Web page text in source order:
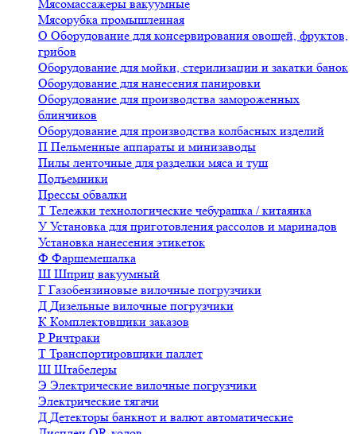
Мясомассажеры вакуумные
Мясорубка промышленная
О Оборудование для консервирования овощей, фруктов,
грибов
Оборудование для мойки, стерилизации и закатки банок
Оборудование для нанесения панировки
Оборудование для производства замороженных
блинчиков
Оборудование для производства колбасных изделий
П Пельменные аппараты и минизаводы
Пилы ленточные для разделки мяса и туш
Подъемники
Прессы обвалки
Т Тележки технологические чебурашка / китаянка
У Установка для приготовления рассолов и маринадов
Установка нанесения этикеток
Ф Фаршемешалка
Ш Шприц вакуумный
Г Газобензиновые вилочные погрузчики
Д Дизельные вилочные погрузчики
К Комплектовщики заказов
Р Ричтраки
Т Транспортировщики паллет
Ш Штабелеры
Э Электрические вилочные погрузчики
Электрические тягачи
Д Детекторы банкнот и валют автоматические